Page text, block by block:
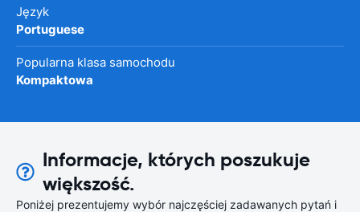
Język
Portuguese
Popularna klasa samochodu
Kompaktowa
Informacje, których poszukuje
większość.
Poniżej prezentujemy wybór najczęściej zadawanych pytań i